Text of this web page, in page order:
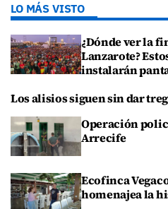
LO MÁS VISTO
¿Dónde ver la
Lanzarote?
instalarán
Los alisios siguen sin dar
Operación
Arrecife
Ecofinca
homenajea la